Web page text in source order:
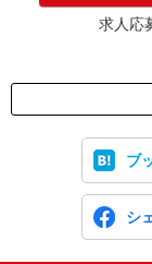
求人応
ブ
シ